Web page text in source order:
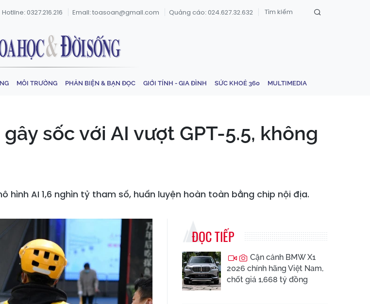
Hotline: 0327.216.216 Email: toasoan@gmail.com Quảng cáo: 024.627.32.632
MÔI TRƯỜNG PHẢN BIỆN & BẠN ĐỌC GIỚI TÍNH - GIA ĐÌNH SỨC KHOẺ 360 MULTIMEDIA
sốc với AI vượt GPT-5.5, không
AI 1,6 nghìn tỷ tham số, huấn luyện hoàn toàn bằng chip nội địa.
ĐỌC TIẾP
Cận cảnh BMW X1
2026 chính hãng Việt Nam,
chốt giá 1,668 tỷ đồng